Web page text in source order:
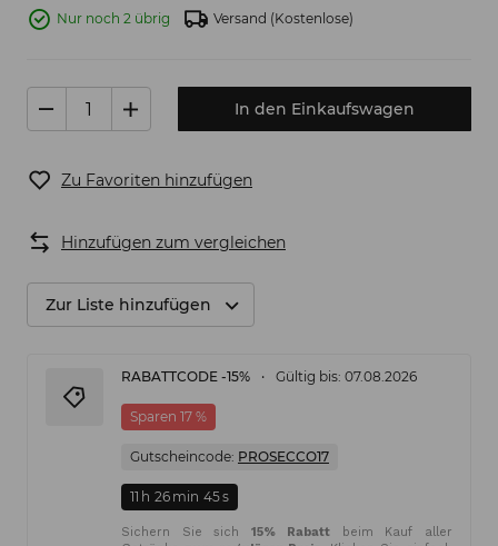
Nur noch 2 übrig Versand (Kostenlose)
In den Einkaufswagen
Zu Favoriten hinzufügen
Hinzufügen zum vergleichen
Zur Liste hinzufügen
RABATTCODE -15% Gültig bis: 07.08.2026
Sparen 17 %
Gutscheincode: PROSECCO17
11 h 26 min 45s
Sichern Sie sich15% Rabattbeim Kauf aller